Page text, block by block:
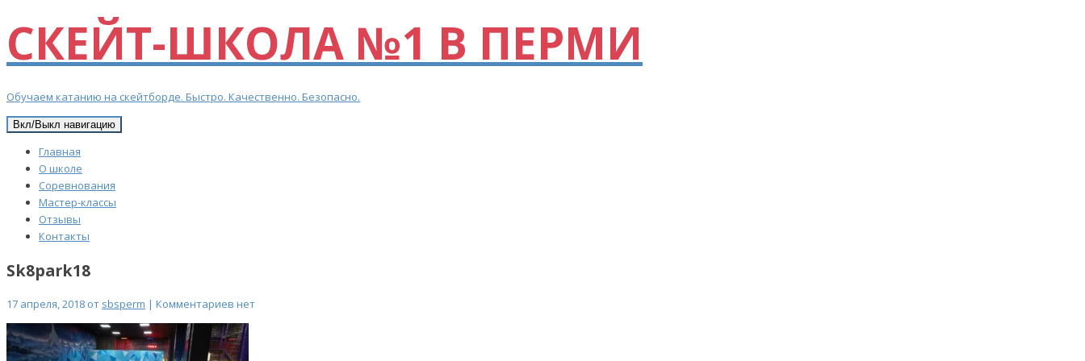
СКЕЙТ-ШКОЛА №1 В ПЕРМИ
Обучаем катанию на скейтборде. Быстро. Качественно. Безопасно.
Вкл/Выкл навигацию
Главная
О школе
Соревнования
Мастер-классы
Отзывы
Контакты
Sk8park18
17 апреля, 2018 от sbsperm | Комментариев нет